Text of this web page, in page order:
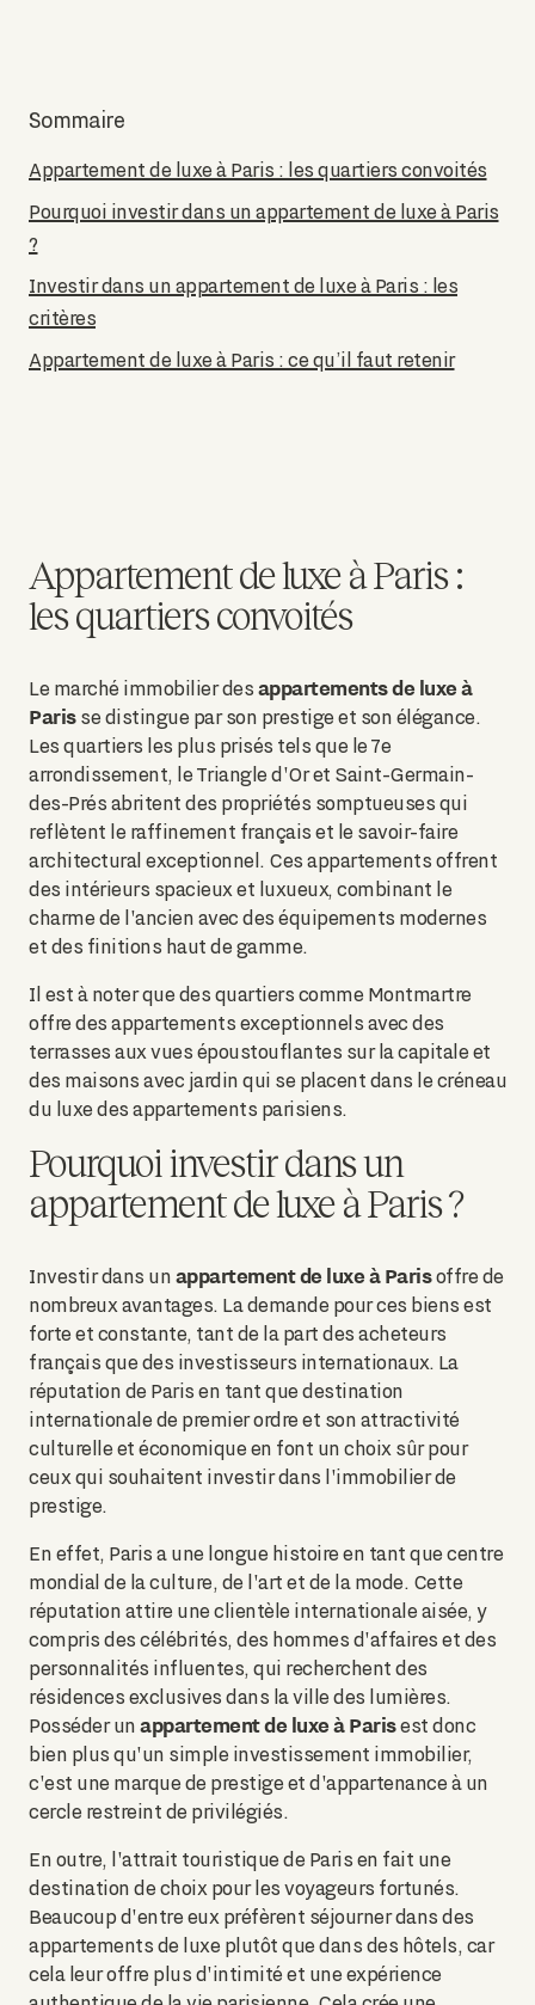
Sommaire
Appartement de luxe à Paris : les quartiers convoités
Pourquoi investir dans un appartement de luxe à Paris
?
Investir dans un appartement de luxe à Paris : les
critères
Appartement de luxe à Paris : ce qu’il faut retenir
Appartement de luxe à Paris :
les quartiers convoités
Le marché immobilier des appartements de luxe à
Parisse distingue par son prestige et son élégance.
Les quartiers les plus prisés tels que le 7e
arrondissement, le Triangle d'Or et Saint-Germain-
des-Prés abritent des propriétés somptueuses qui
reflètent le raffinement français et le savoir-faire
architectural exceptionnel. Ces appartements offrent
des intérieurs spacieux et luxueux, combinant le
charme de l'ancien avec des équipements modernes
et des finitions haut de gamme.
Il est à noter que des quartiers comme Montmartre
offre des appartements exceptionnels avec des
terrasses aux vues époustouflantes sur la capitale et
des maisons avec jardin qui se placent dans le créneau
du luxe des appartements parisiens.
Pourquoi investir dans un
appartement de luxe à Paris ?
Investir dans un appartement de luxe à Parisoffre de
nombreux avantages. La demande pour ces biens est
forte et constante, tant de la part des acheteurs
français que des investisseurs internationaux. La
réputation de Paris en tant que destination
internationale de premier ordre et son attractivité
culturelle et économique en font un choix sûr pour
ceux qui souhaitent investir dans l'immobilier de
prestige.
En effet, Paris a une longue histoire en tant que centre
mondial de la culture, de l'art et de la mode. Cette
réputation attire une clientèle internationale aisée, y
compris des célébrités, des hommes d'affaires et des
personnalités influentes, qui recherchent des
résidences exclusives dans la ville des lumières.
Posséder un appartement de luxe à Parisest donc
bien plus qu'un simple investissement immobilier,
c'est une marque de prestige et d'appartenance à un
cercle restreint de privilégiés.
En outre, l'attrait touristique de Paris en fait une
destination de choix pour les voyageurs fortunés.
Beaucoup d'entre eux préfèrent séjourner dans des
appartements de luxe plutôt que dans des hôtels, car
cela leur offre plus d'intimité et une expérience